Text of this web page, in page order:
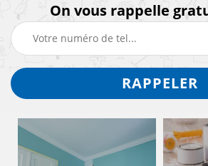
On vous rappelle